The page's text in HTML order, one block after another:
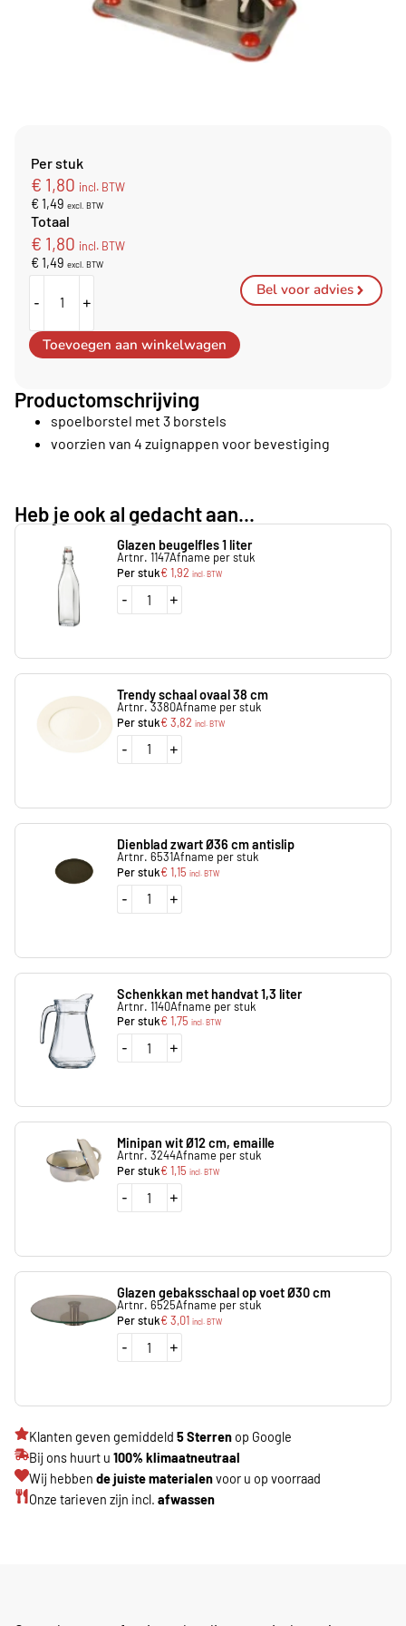
Per stuk
€ 1,80 incl. BTW
€ 1,49 excl. BTW
Totaal
€ 1,80 incl. BTW
€ 1,49 excl. BTW
- +
Toevoegen aan winkelwagen
Bel voor advies
Productomschrijving
spoelborstel met 3 borstels
voorzien van 4 zuignappen voor bevestiging
Heb je ook al gedacht aan...
Glazen beugelfles 1 liter
Artnr. 1147Afname per stuk
Per stuk€1,92 incl. BTW
- +
Trendy schaal ovaal 38 cm
Artnr. 3380Afname per stuk
Per stuk€3,82 incl. BTW
- +
Dienblad zwart Ø36 cm antislip
Artnr. 6531Afname per stuk
Per stuk€1,15 incl. BTW
- +
Schenkkan met handvat 1,3 liter
Artnr. 1140Afname per stuk
Per stuk€1,75 incl. BTW
- +
Minipan wit Ø12 cm, emaille
Artnr. 3244Afname per stuk
Per stuk€1,15 incl. BTW
- +
Glazen gebaksschaal op voet Ø30 cm
Artnr. 6525Afname per stuk
Per stuk€3,01 incl. BTW
- +
Klanten geven gemiddeld 5 Sterren op Google
Bij ons huurt u 100% klimaatneutraal
Wij hebben de juiste materialenvoor u op voorraad
Onze tarieven zijn incl. afwassen